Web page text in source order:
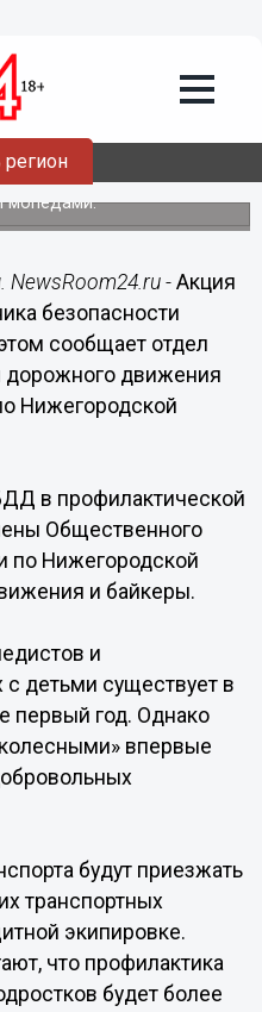
двухколесными»
в
Новгорода
детям о правилах
мопедами.
- Акция
безопасности
сообщает отдел
дорожного движения
Нижегородской
в профилактической
Общественного
по Нижегородской
и байкеры.
и
с детьми существует в
первый год. Однако
впервые
будут приезжать
транспортных
экипировке.
что профилактика
будет более